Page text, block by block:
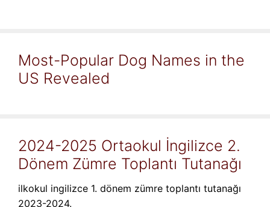
Most-Popular Dog Names in the
US Revealed
2024-2025 Ortaokul İngilizce 2.
Dönem Zümre Toplantı Tutanağı
ilkokul ingilizce 1. dönem zümre toplantı tutanağı
2023-2024.